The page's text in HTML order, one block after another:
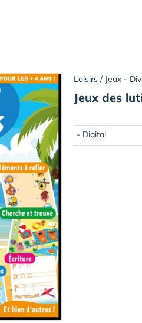
Loisirs / Jeux -
Jeux des
- Digital